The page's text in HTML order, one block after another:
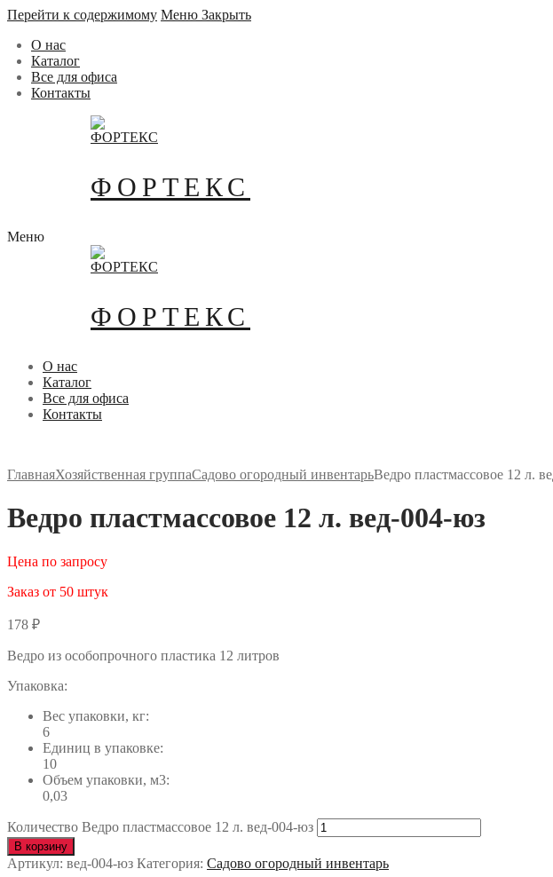
Перейти к содержимому Меню Закрыть
О нас
Каталог
Все для офиса
Контакты
ФОРТЕКС
Меню
ФОРТЕКС
О нас
Каталог
Все для офиса
Контакты
ГлавнаяХозяйственная группаСадово огородный инвентарьВедро пластмассовое 12 л.
Ведро пластмассовое 12 л. вед-004-юз
Цена по запросу
Заказ от 50 штук
178 ₽
Ведро из особопрочного пластика 12 литров
Упаковка:
Вес упаковки, кг:
6
Единиц в упаковке:
10
Объем упаковки, м3:
0,03
Количество Ведро пластмассовое 12 л. вед-004-юз
В корзину
Артикул: вед-004-юз Категория: Садово огородный инвентарь